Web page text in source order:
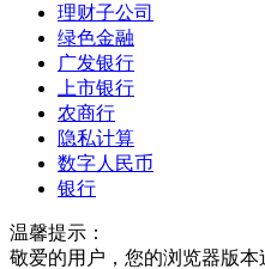
理财子公司
绿色金融
广发银行
上市银行
农商行
隐私计算
数字人民币
银行
温馨提示：
敬爱的用户，您的浏览器版